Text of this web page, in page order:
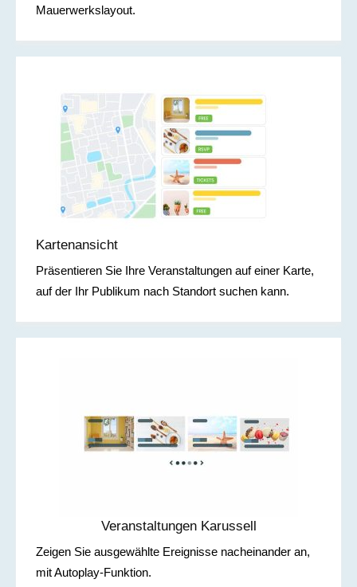
Mauerwerkslayout.
Kartenansicht
Präsentieren Sie Ihre Veranstaltungen auf einer Karte,
auf der Ihr Publikum nach Standort suchen kann.
Veranstaltungen Karussell
Zeigen Sie ausgewählte Ereignisse nacheinander an,
mit Autoplay-Funktion.